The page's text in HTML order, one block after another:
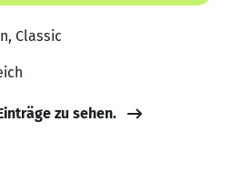
Classic
zu sehen.